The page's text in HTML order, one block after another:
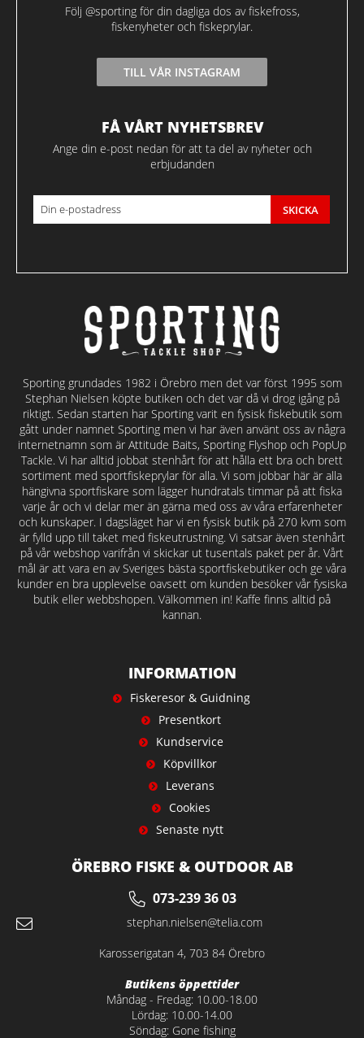
Följ @sporting för din dagliga dos av fiskefross,
fiskenyheter och fiskeprylar.
TILL VÅR INSTAGRAM
FÅ VÅRT NYHETSBREV
Ange din e-post nedan för att ta del av nyheter och
erbjudanden
SKICKA
Sporting grundades 1982 i Örebro men det var först 1995 som
Stephan Nielsen köpte butiken och det var då vi drog igång på
riktigt. Sedan starten har Sporting varit en fysisk fiskebutik som
gått under namnet Sporting men vi har även använt oss av några
internetnamn som är Attitude Baits, Sporting Flyshop och PopUp
Tackle. Vi har alltid jobbat stenhårt för att hålla ett bra och brett
sortiment med sportfiskeprylar för alla. Vi som jobbar här är alla
hängivna sportfiskare som lägger hundratals timmar på att fiska
varje år och vi delar mer än gärna med oss av våra erfarenheter
och kunskaper. I dagsläget har vi en fysisk butik på 270 kvm som
är fylld upp till taket med fiskeutrustning. Vi satsar även stenhårt
på vår webshop varifrån vi skickar ut tusentals paket per år. Vårt
mål är att vara en av Sveriges bästa sportfiskebutiker och ge våra
kunder en bra upplevelse oavsett om kunden besöker vår fysiska
butik eller webbshopen. Välkommen in! Kaffe finns alltid på
kannan.
INFORMATION
Fiskeresor & Guidning
Presentkort
Kundservice
Köpvillkor
Leverans
Cookies
Senaste nytt
ÖREBRO FISKE & OUTDOOR AB
073-239 36 03
stephan.nielsen@telia.com
Karosserigatan 4, 703 84 Örebro
Butikens öppettider
Måndag - Fredag: 10.00-18.00
Lördag: 10.00-14.00
Söndag: Gone fishing